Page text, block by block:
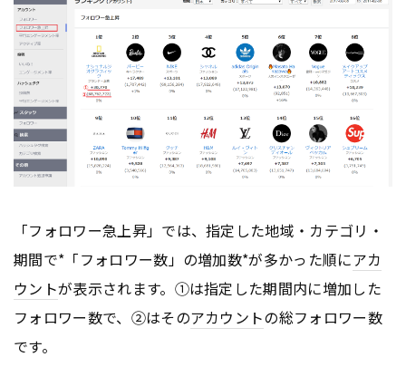
「フォロワー急上昇」では、指定した地域・カテゴリ・
期間で*「フォロワー数」の増加数*が多かった順にアカ
ウントが表示されます。①は指定した期間内に増加した
フォロワー数で、②はそのアカウントの総フォロワー数
です。